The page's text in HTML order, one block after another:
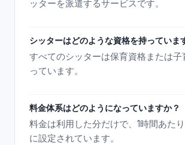
ッターを派遣するサービスです。
シッターはどのような資格を持っていま
すべてのシッターは保育資格または
っています。
料金体系はどのようになっていますか？
料金は利用した分だけで、1時間あた
に設定されています。